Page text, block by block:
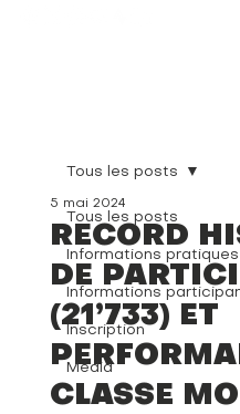
Tous les posts
Informations pratiques
Informations
Inscription
Média
Tous les posts
RECORD
DE
(21’733) ET
CLASSE
5 mai 2024